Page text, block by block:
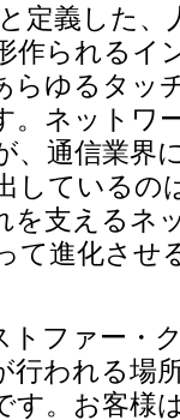
定義した
作られるイ
らゆるタッ
。ネットワ
、通信業界
しているの
を支えるネ
て進化させ
トファー・
行われる場
す。お客様